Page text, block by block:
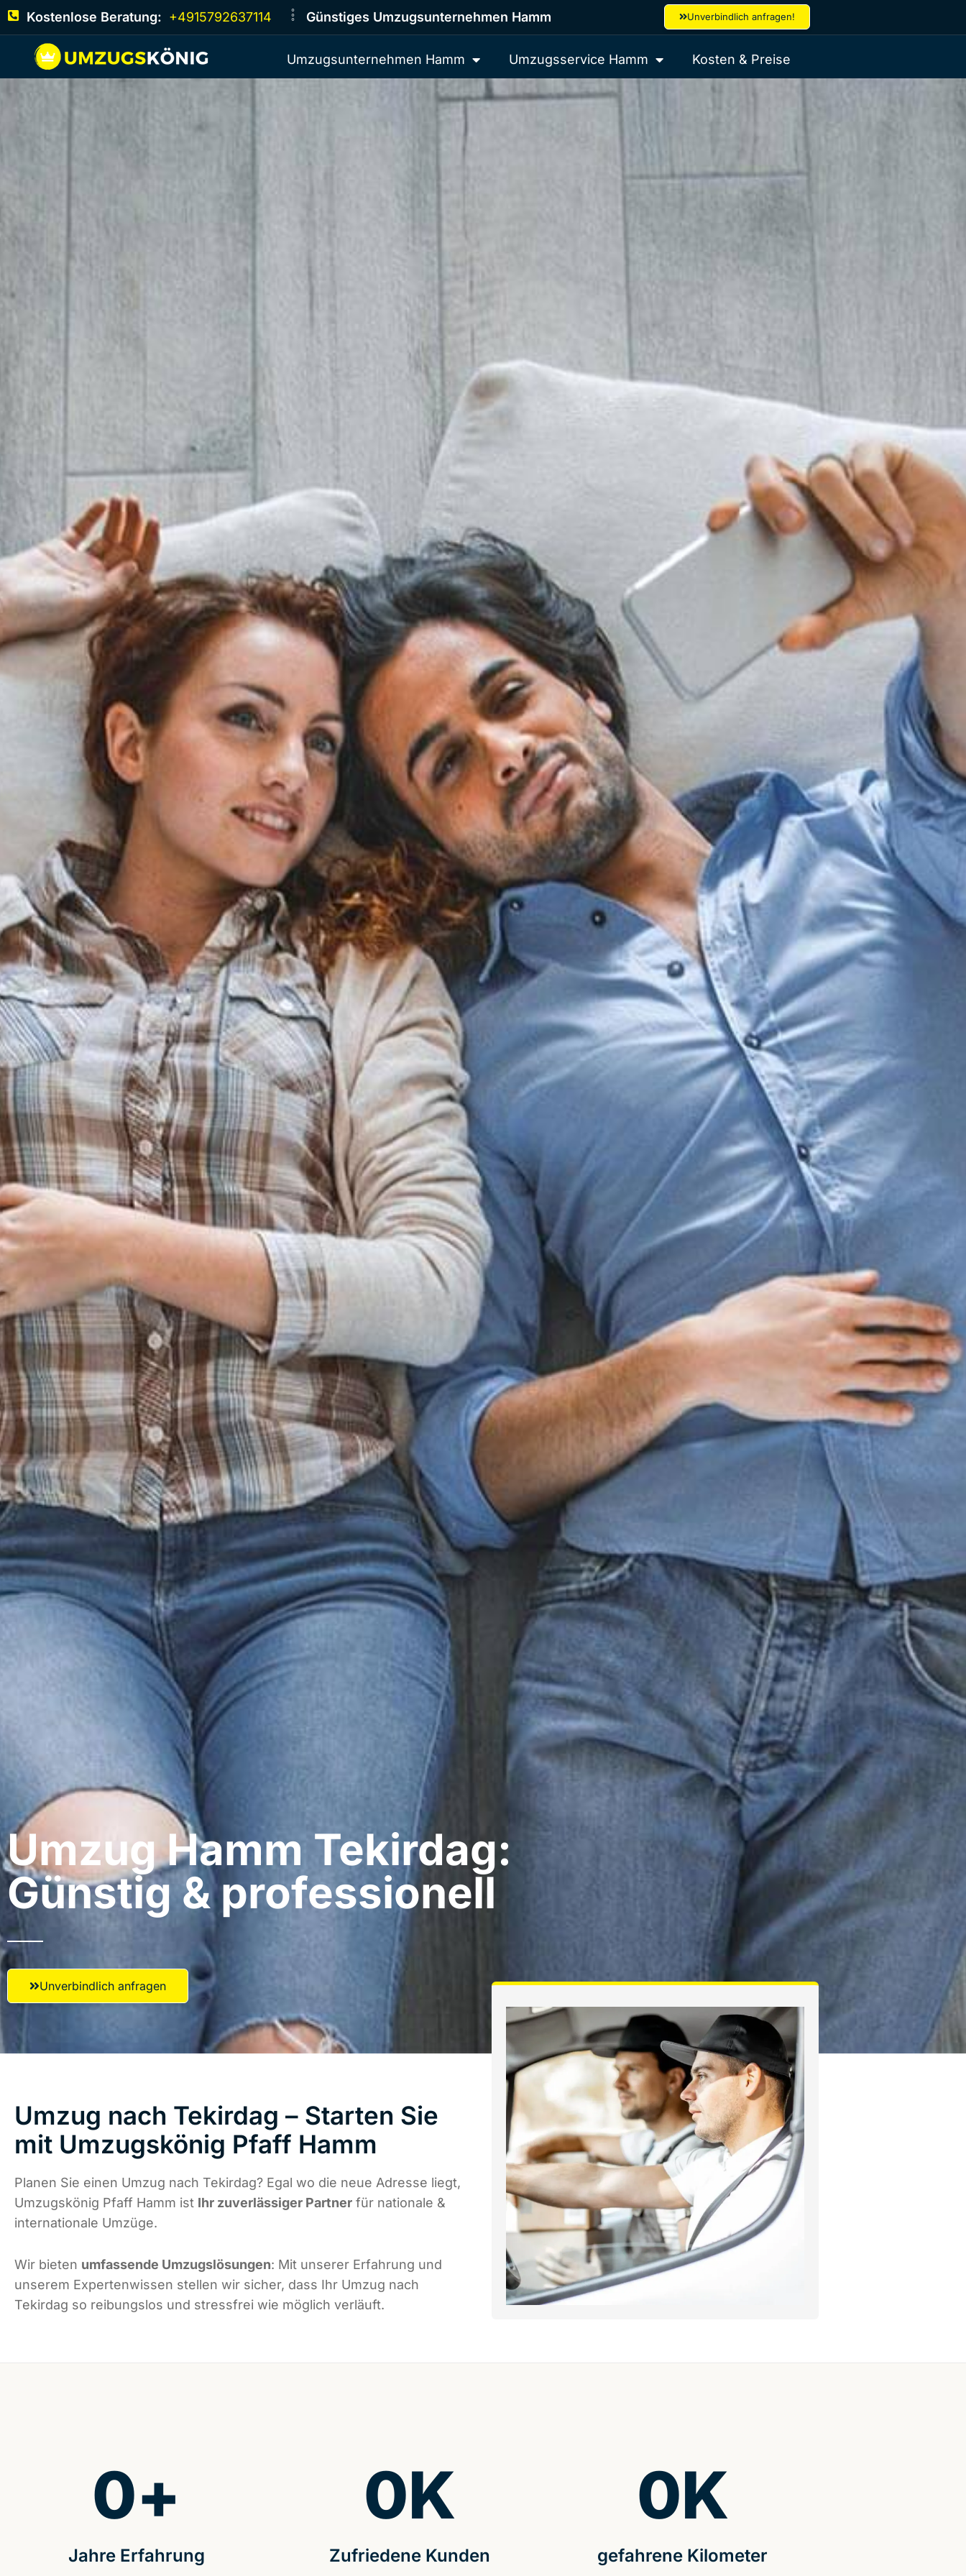
Kostenlose Beratung: +4915792637114 Günstiges Umzugsunternehmen Hamm Unverbindlich anfragen!
Umzugsunternehmen Hamm Umzugsservice Hamm Kosten & Preise
Umzug Hamm​ Tekirdag:
Günstig & professionell​
Unverbindlich anfragen
Umzug nach Tekirdag – Starten Sie
mit Umzugskönig Pfaff Hamm
Planen Sie einen Umzug nach Tekirdag? Egal wo die neue Adresse liegt,
Umzugskönig Pfaff Hamm ist Ihr zuverlässiger Partner für nationale &
internationale Umzüge.
Wir bieten umfassende Umzugslösungen: Mit unserer Erfahrung und
unserem Expertenwissen stellen wir sicher, dass Ihr Umzug nach
Tekirdag so reibungslos und stressfrei wie möglich verläuft.
Jahre Erfahrung
0+
Zufriedene Kunden
0K
gefahrene Kilometer
0K